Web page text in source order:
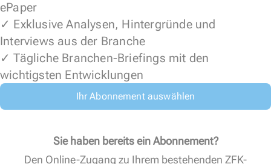
ePaper
✓ Exklusive Analysen, Hintergründe und
Interviews aus der Branche
✓ Tägliche Branchen-Briefings mit den
wichtigsten Entwicklungen
Ihr Abonnement auswählen
Sie haben bereits ein Abonnement?
Den Online-Zugang zu Ihrem bestehenden ZFK-